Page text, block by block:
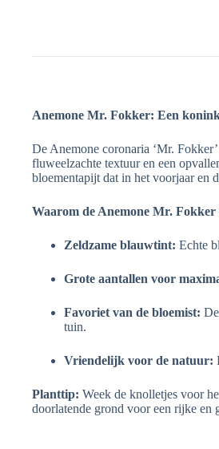
Anemone Mr. Fokker: Een
De Anemone coronaria ‘Mr.
fluweelzachte textuur en een
bloementapijt dat in het voorjaar en
Waarom de Anemone Mr. Fokker
Zeldzame blauwtint: Echte
Grote aantallen voor
Favoriet van de bloemist:
tuin.
Vriendelijk voor de natuur:
Planttip: Week de knolletjes voor
doorlatende grond voor een rijke en